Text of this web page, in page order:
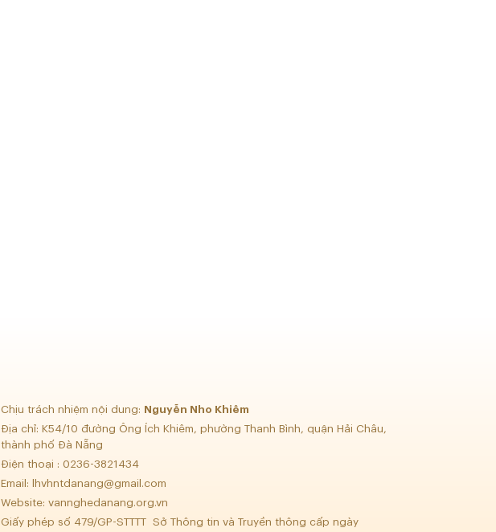
Chịu trách nhiệm nội dung: Nguyễn Nho Khiêm
Địa chỉ: K54/10 đường Ông Ích Khiêm, phường Thanh Bình, quận Hải Châu,
thành phố Đà Nẵng
Điện thoại : 0236-3821434
Email:
lhvhntdanang@gmail.com
Website: vannghedanang.org.vn
Giấy phép số 479/GP-STTTT Sở Thông tin và Truyền thông cấp ngày